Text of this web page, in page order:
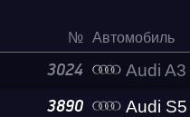
№ Автомобиль
3024
Audi
3890 Audi S5